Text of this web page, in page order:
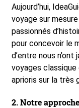
Aujourd’hui,
voyage sur
passionnés
pour concevoir le
d’entre nous
voyages
aprioris sur la très
2. Notre approche